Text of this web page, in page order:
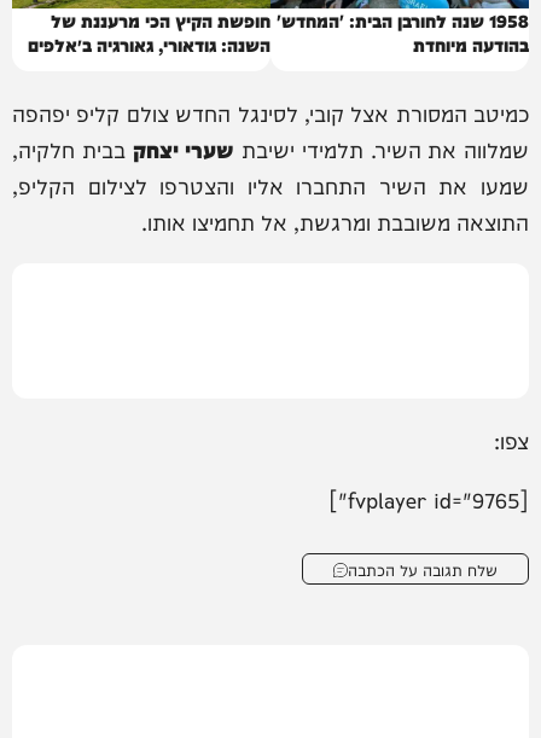
1958 שנה לחורבן הבית: 'המחדש'
בהודעה מיוחדת
חופשת הקיץ הכי מרעננת של
השנה: גודאורי, גאורגיה ב״אלפים
כמיטב המסורת אצל קובי, לסינגל החדש צולם קליפ יפהפה
שמלווה את השיר. תלמידי ישיבת שערי יצחק בבית חלקיה,
שמעו את השיר התחברו אליו והצטרפו לצילום הקליפ,
התוצאה משובבת ומרגשת, אל תחמיצו אותו.
צפו:
[fvplayer id="9765"]
שלח תגובה על הכתבה